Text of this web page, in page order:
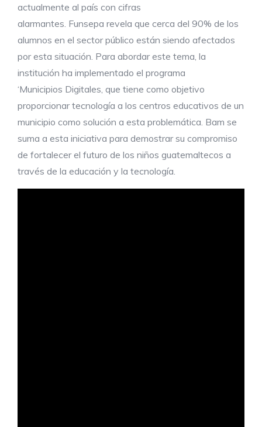
actualmente al país con cifras
alarmantes. Funsepa revela que cerca del 90% de los
alumnos en el sector público están siendo afectados
por esta situación. Para abordar este tema, la
institución ha implementado el programa
‘Municipios Digitales, que tiene como objetivo
proporcionar tecnología a los centros educativos de un
municipio como solución a esta problemática. Bam se
suma a esta iniciativa para demostrar su compromiso
de fortalecer el futuro de los niños guatemaltecos a
través de la educación y la tecnología.